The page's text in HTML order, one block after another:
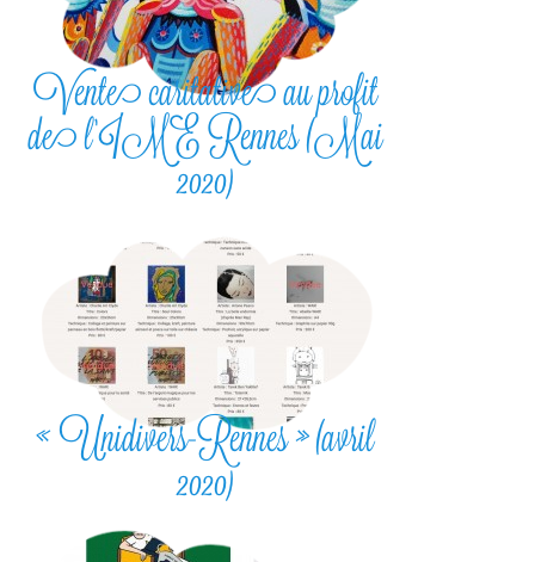
Vente caritative au profit
de l’IME Rennes (Mai
2020)
« Unidivers-Rennes » (avril
2020)